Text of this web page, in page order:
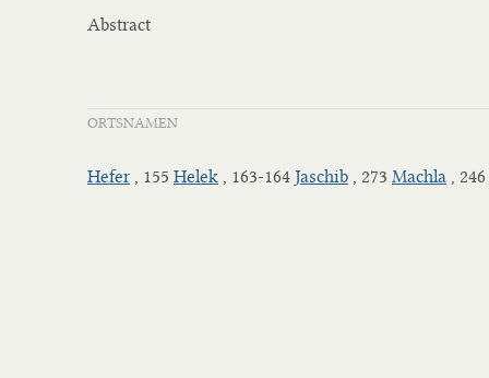
Abstract
ORTSNAMEN
Hefer , 155 Helek , 163-164 Jaschib , 273 Machla , 246